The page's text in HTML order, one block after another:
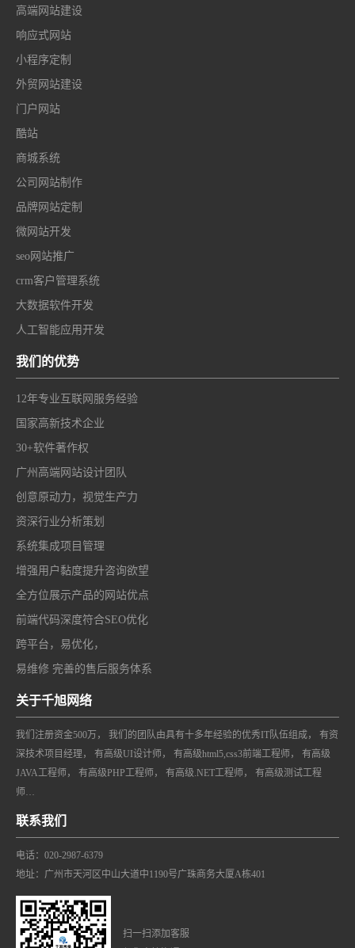
高端网站建设
响应式网站
小程序定制
外贸网站建设
门户网站
酷站
商城系统
公司网站制作
品牌网站定制
微网站开发
seo网站推广
crm客户管理系统
大数据软件开发
人工智能应用开发
我们的优势
12年专业互联网服务经验
国家高新技术企业
30+软件著作权
广州高端网站设计团队
创意原动力，视觉生产力
资深行业分析策划
系统集成项目管理
增强用户黏度提升咨询欲望
全方位展示产品的网站优点
前端代码深度符合SEO优化
跨平台，易优化，
易维修 完善的售后服务体系
关于千旭网络
我们注册资金500万， 我们的团队由具有十多年经验的优秀IT队伍组成， 有资
深技术项目经理， 有高级UI设计师， 有高级html5,css3前端工程师， 有高级
JAVA工程师， 有高级PHP工程师， 有高级.NET工程师， 有高级测试工程
师…
联系我们
电话：020-2987-6379
地址：广州市天河区中山大道中1190号广珠商务大厦A栋401
扫一扫添加客服